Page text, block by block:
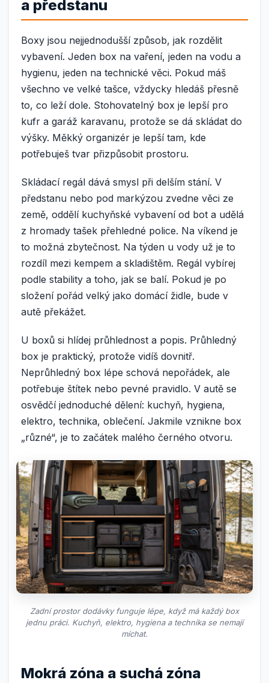
a předstanu
Boxy jsou nejjednodušší způsob, jak rozdělit
vybavení. Jeden box na vaření, jeden na vodu a
hygienu, jeden na technické věci. Pokud máš
všechno ve velké tašce, vždycky hledáš přesně
to, co leží dole. Stohovatelný box je lepší pro
kufr a garáž karavanu, protože se dá skládat do
výšky. Měkký organizér je lepší tam, kde
potřebuješ tvar přizpůsobit prostoru.
Skládací regál dává smysl při delším stání. V
předstanu nebo pod markýzou zvedne věci ze
země, oddělí kuchyňské vybavení od bot a udělá
z hromady tašek přehledné police. Na víkend je
to možná zbytečnost. Na týden u vody už je to
rozdíl mezi kempem a skladištěm. Regál vybírej
podle stability a toho, jak se balí. Pokud je po
složení pořád velký jako domácí židle, bude v
autě překážet.
U boxů si hlídej průhlednost a popis. Průhledný
box je praktický, protože vidíš dovnitř.
Neprůhledný box lépe schová nepořádek, ale
potřebuje štítek nebo pevné pravidlo. V autě se
osvědčí jednoduché dělení: kuchyň, hygiena,
elektro, technika, oblečení. Jakmile vznikne box
„různé“, je to začátek malého černého otvoru.
Zadní prostor dodávky funguje lépe, když má každý box
jednu práci. Kuchyň, elektro, hygiena a technika se nemají
míchat.
Mokrá zóna a suchá zóna